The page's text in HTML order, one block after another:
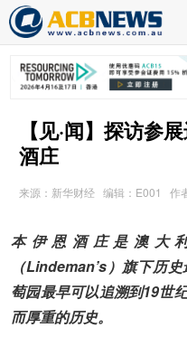
【见·闻】探访参
酒庄
来源：新华财经 编辑：E001 作
本伊恩酒庄是澳大
（Lindeman’s）旗下历
萄园最早可以追溯到19世
而厚重的历史。